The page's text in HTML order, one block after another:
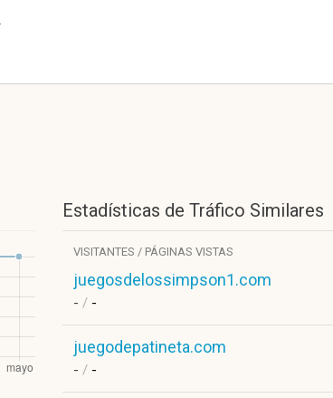
Estadísticas de Tráfico Similares
VISITANTES / PÁGINAS VISTAS
juegosdelossimpson1.com
- / -
juegodepatineta.com
- / -